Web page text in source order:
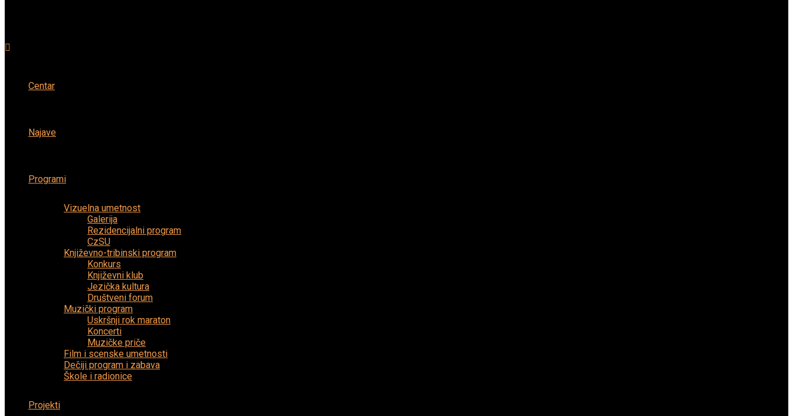
Centar
Najave
Programi
Vizuelna umetnost
Galerija
Rezidencijalni program
CzSU
Književno-tribinski program
Konkurs
Književni klub
Jezička kultura
Društveni forum
Muzički program
Uskršnji rok maraton
Koncerti
Muzičke priče
Film i scenske umetnosti
Dečiji program i zabava
Škole i radionice
Projekti